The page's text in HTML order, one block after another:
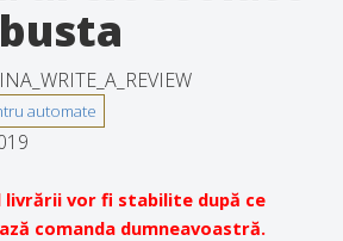
livrării vor fi stabilite după ce
comanda dumneavoastră.